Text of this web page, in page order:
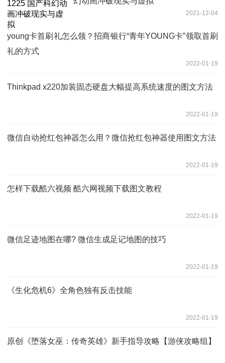
2021-12-04
young卡首刷礼怎么领？招商银行“青年YOUNG卡”领取首刷
礼的方式
2022-01-19
Thinkpad x220加装固态硬盘大幅提高系统速度的图文方法
2022-01-19
微信自动抢红包神器怎么用？微信抢红包神器使用图文方法
2022-01-19
怎样下载酷六视频 酷六网视频下载图文教程
2022-01-19
微信足迹地图在哪? 微信生成足记地图的技巧
2022-01-19
《生化危机6》全角色独有反击技能
2022-01-19
原创《堕落女巫：传奇英雄》新手指导攻略【游侠攻略组】